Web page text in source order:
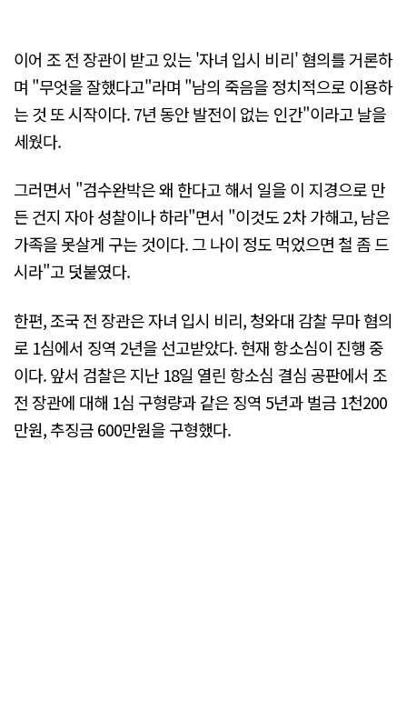
이어 조 전 장관이 받고 있는 '자녀 입시 비리' 혐의를 거론하
며 "무엇을 잘했다고"라며 "남의 죽음을 정치적으로 이용하
는 것 또 시작이다. 7년 동안 발전이 없는 인간"이라고 날을
세웠다.
그러면서 "검수완박은 왜 한다고 해서 일을 이 지경으로 만
든 건지 자아 성찰이나 하라"면서 "이것도 2차 가해고, 남은
가족을 못살게 구는 것이다. 그 나이 정도 먹었으면 철 좀 드
시라"고 덧붙였다.
한편, 조국 전 장관은 자녀 입시 비리, 청와대 감찰 무마 혐의
로 1심에서 징역 2년을 선고받았다. 현재 항소심이 진행 중
이다. 앞서 검찰은 지난 18일 열린 항소심 결심 공판에서 조
전 장관에 대해 1심 구형량과 같은 징역 5년과 벌금 1천200
만원, 추징금 600만원을 구형했다.